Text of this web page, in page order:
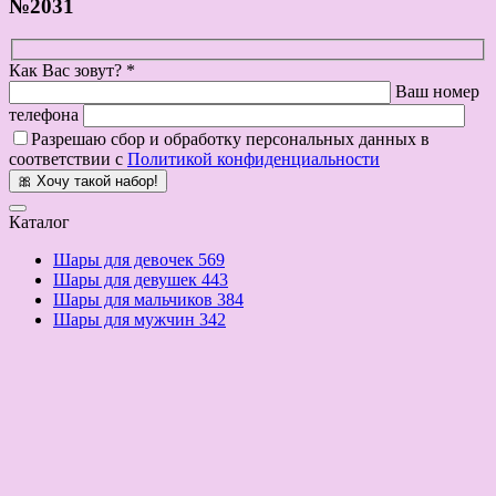
№2031
Как Вас зовут? *
Ваш номер
телефона
Разрешаю сбор и обработку персональных данных в
соответствии с Политикой конфиденциальности
🎀 Хочу такой набор!
Каталог
Шары для девочек 569
Шары для девушек 443
Шары для мальчиков 384
Шары для мужчин 342